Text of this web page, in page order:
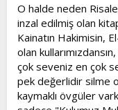
O halde neden
inzal edilmiş olan
Kainatın Hakimisin,
olan
çok seveniz en çok
pek değerlidir silme
kaymaklı övgüler